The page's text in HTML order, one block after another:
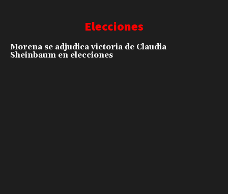
Elecciones
Morena se adjudica victoria de Claudia
Sheinbaum en elecciones